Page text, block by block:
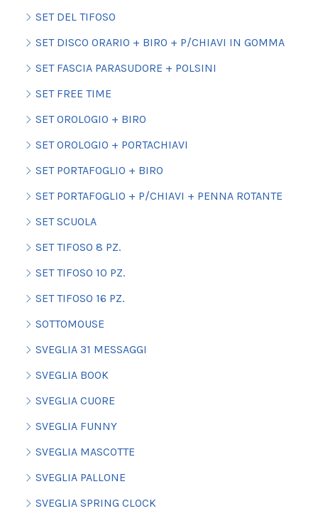
SET DEL TIFOSO
SET DISCO ORARIO + BIRO + P/CHIAVI IN GOMMA
SET FASCIA PARASUDORE + POLSINI
SET FREE TIME
SET OROLOGIO + BIRO
SET OROLOGIO + PORTACHIAVI
SET PORTAFOGLIO + BIRO
SET PORTAFOGLIO + P/CHIAVI + PENNA ROTANTE
SET SCUOLA
SET TIFOSO 8 PZ.
SET TIFOSO 10 PZ.
SET TIFOSO 16 PZ.
SOTTOMOUSE
SVEGLIA 31 MESSAGGI
SVEGLIA BOOK
SVEGLIA CUORE
SVEGLIA FUNNY
SVEGLIA MASCOTTE
SVEGLIA PALLONE
SVEGLIA SPRING CLOCK